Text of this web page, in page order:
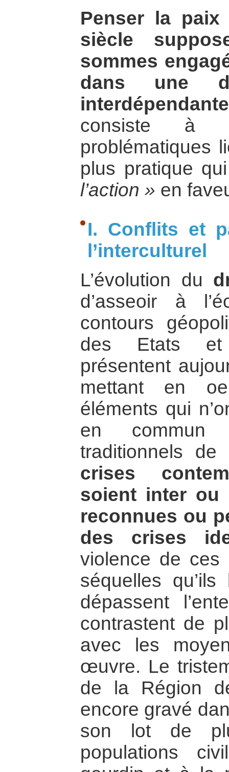
Penser la paix
siècle
sommes
dans une
interdépendante
consiste à
problématiques
plus pratique
l’action » en
I. Conflits et
l’interculturel
L’évolution du
d’asseoir à
contours
des Etats et
présentent
mettant en
éléments qui
en
traditionnels
crises
soient inter ou
reconnues ou
des crises
violence de ces
séquelles
dépassent
contrastent de
avec les
œuvre. Le
de la Région
encore gravé
son lot de
populations